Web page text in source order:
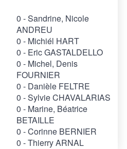
0 - Sandrine, Nicole
ANDREU
0 - Michiél HART
0 - Eric GASTALDELLO
0 - Michel, Denis
FOURNIER
0 - Danièle FELTRE
0 - Sylvie CHAVALARIAS
0 - Marine, Béatrice
BETAILLE
0 - Corinne BERNIER
0 - Thierry ARNAL